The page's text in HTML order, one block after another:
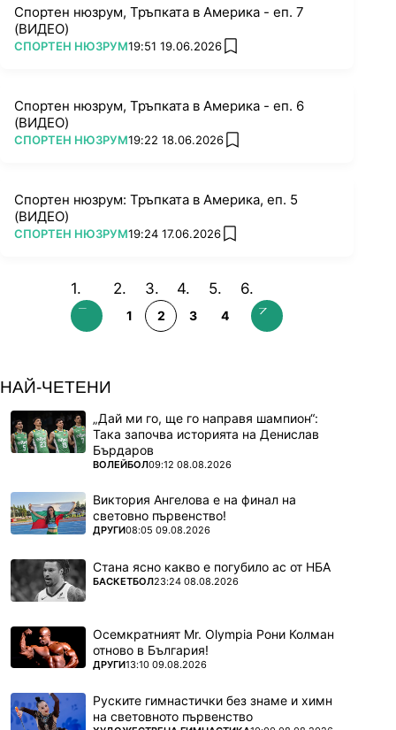
Спортен нюзрум, Тръпката в Америка - еп. 7
(ВИДЕО)
ПОВЕЧЕ ОТ
СПОРТЕН НЮЗРУМ19:51 19.06.2026 add favorites
Спортен нюзрум, Тръпката в Америка - еп. 6
(ВИДЕО)
ПОВЕЧЕ ОТ
СПОРТЕН НЮЗРУМ19:22 18.06.2026 add favorites
Спортен нюзрум: Тръпката в Америка, еп. 5
(ВИДЕО)
ПОВЕЧЕ ОТ
СПОРТЕН НЮЗРУМ19:24 17.06.2026 add favorites
1 2 3 4
НАЙ-ЧЕТЕНИ
„Дай ми го, ще го направя шампион“:
Така започва историята на Денислав
Бърдаров
ПОВЕЧЕ ОТ
ВОЛЕЙБОЛ09:12 08.08.2026
Виктория Ангелова е на финал на
световно първенство!
ПОВЕЧЕ ОТ
ДРУГИ08:05 09.08.2026
Стана ясно какво е погубило ас от НБА
ПОВЕЧЕ ОТ
БАСКЕТБОЛ23:24 08.08.2026
Осемкратният Mr. Olympia Рони Колман
отново в България!
ПОВЕЧЕ ОТ
ДРУГИ13:10 09.08.2026
Руските гимнастички без знаме и химн
на световното първенство